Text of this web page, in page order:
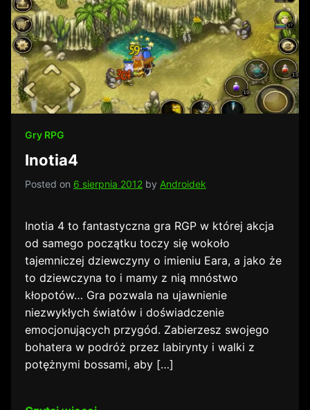
Gry RPG
Inotia4
Posted on 6 sierpnia 2012 by Androidek
Inotia 4 to fantastyczna gra RGP w której akcja
od samego początku toczy się wokoło
tajemniczej dziewczyny o imieniu Eara, a jako że
to dziewczyna to i mamy z nią mnóstwo
kłopotów… Gra pozwala na ujawnienie
niezwykłych światów i doświadczenie
emocjonujących przygód. Zabierzesz swojego
bohatera w podróż przez labirynty i walki z
potężnymi bossami, aby […]